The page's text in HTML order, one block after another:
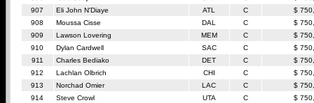
907
Eli John N'Diaye ATL C
$
908
Moussa Cisse DAL C
$
909
Lawson Lovering MEM C
$
910
Dylan Cardwell SAC C
$
911
Charles Bediako DET C
$
912
Lachlan Olbrich CHI C
$
913
Norchad Omier LAC C
$
914
Steve Crowl UTA C
$